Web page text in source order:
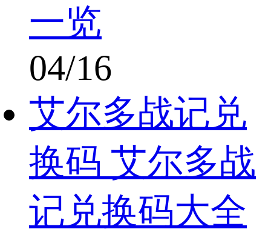
一览
04/16
艾尔多战记兑
换码 艾尔多战
记兑换码大全